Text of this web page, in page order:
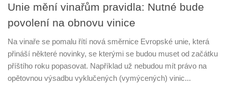
Unie mění vinařům pravidla: Nutné bude
povolení na obnovu vinice
Na vinaře se pomalu řítí nová směrnice Evropské unie, která
přináší některé novinky, se kterými se budou muset od začátku
příštího roku popasovat. Například už nebudou mít právo na
opětovnou výsadbu vyklučených (vymýcených) vinic...